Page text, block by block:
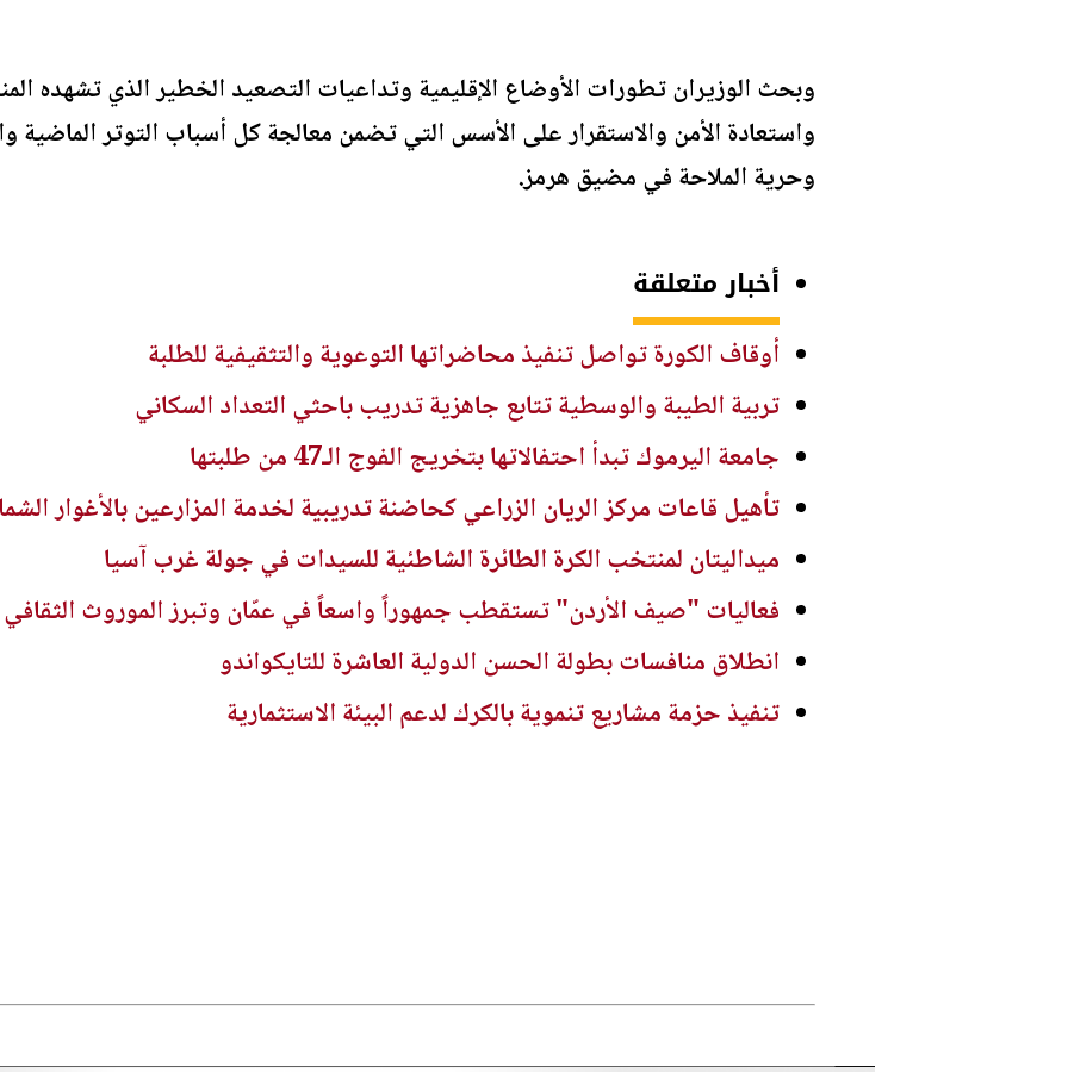
وبحث الوزيران تطورات الأوضاع الإقليمية وتداعيات التصعيد الخطير الذي تشهده
واستعادة الأمن والاستقرار على الأسس التي تضمن معالجة كل أسباب التوتر الماضية
وحرية الملاحة في مضيق هرمز.
أخبار متعلقة
أوقاف الكورة تواصل تنفيذ محاضراتها التوعوية والتثقيفية للطلبة
تربية الطيبة والوسطية تتابع جاهزية تدريب باحثي التعداد السكاني
جامعة اليرموك تبدأ احتفالاتها بتخريج الفوج الـ47 من طلبتها
تأهيل قاعات مركز الريان الزراعي كحاضنة تدريبية لخدمة المزارعين بالأغوار
ميداليتان لمنتخب الكرة الطائرة الشاطئية للسيدات في جولة غرب آسيا
فعاليات "صيف الأردن" تستقطب جمهوراً واسعاً في عمّان وتبرز الموروث الثقافي
انطلاق منافسات بطولة الحسن الدولية العاشرة للتايكواندو
تنفيذ حزمة مشاريع تنموية بالكرك لدعم البيئة الاستثمارية